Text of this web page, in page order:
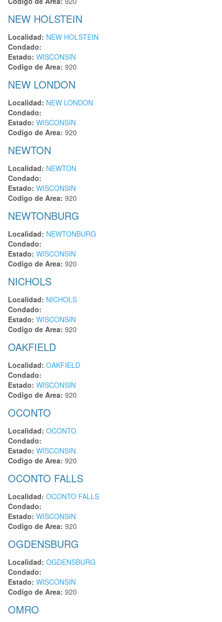
NEW HOLSTEIN
Localidad: NEW HOLSTEIN
Condado:
Estado: WISCONSIN
Codigo de Area: 920
NEW LONDON
Localidad: NEW LONDON
Condado:
Estado: WISCONSIN
Codigo de Area: 920
NEWTON
Localidad: NEWTON
Condado:
Estado: WISCONSIN
Codigo de Area: 920
NEWTONBURG
Localidad: NEWTONBURG
Condado:
Estado: WISCONSIN
Codigo de Area: 920
NICHOLS
Localidad: NICHOLS
Condado:
Estado: WISCONSIN
Codigo de Area: 920
OAKFIELD
Localidad: OAKFIELD
Condado:
Estado: WISCONSIN
Codigo de Area: 920
OCONTO
Localidad: OCONTO
Condado:
Estado: WISCONSIN
Codigo de Area: 920
OCONTO FALLS
Localidad: OCONTO FALLS
Condado:
Estado: WISCONSIN
Codigo de Area: 920
OGDENSBURG
Localidad: OGDENSBURG
Condado:
Estado: WISCONSIN
Codigo de Area: 920
OMRO